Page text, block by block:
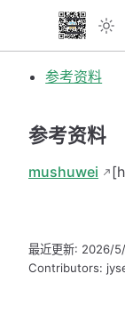
参考资料
参考资料
mushuwei
最近更新: 2026/
Contributors: